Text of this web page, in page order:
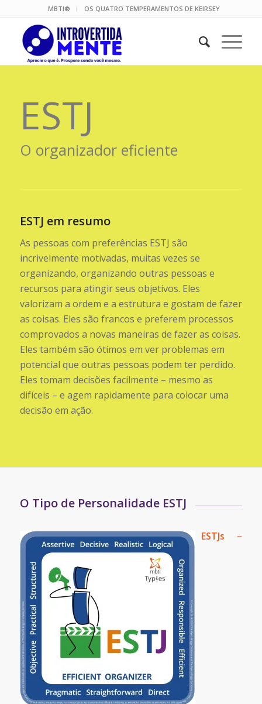
MBTI® OS QUATRO TEMPERAMENTOS DE KEIRSEY
ESTJ
O organizador eficiente
ESTJ em resumo
As pessoas com preferências ESTJ são
incrivelmente motivadas, muitas vezes se
organizando, organizando outras pessoas e
recursos para atingir seus objetivos. Eles
valorizam a ordem e a estrutura e gostam de fazer
as coisas. Eles são francos e preferem processos
comprovados a novas maneiras de fazer as coisas.
Eles também são ótimos em ver problemas em
potencial que outras pessoas podem ter perdido.
Eles tomam decisões facilmente – mesmo as
difíceis – e agem rapidamente para colocar uma
decisão em ação.
O Tipo de Personalidade ESTJ
ESTJs –